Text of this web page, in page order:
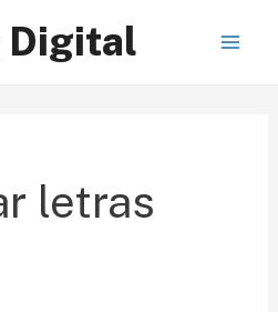
Digital
letras